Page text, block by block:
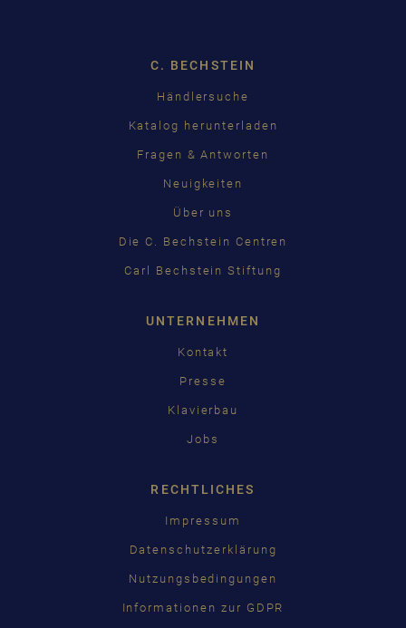
Pусский
čeština
C. BECHSTEIN
Händlersuche
Katalog herunterladen
Fragen & Antworten
Neuigkeiten
Über uns
Die C. Bechstein Centren
Carl Bechstein Stiftung
UNTERNEHMEN
Kontakt
Presse
Klavierbau
Jobs
RECHTLICHES
Impressum
Datenschutzerklärung
Nutzungsbedingungen
Informationen zur GDPR